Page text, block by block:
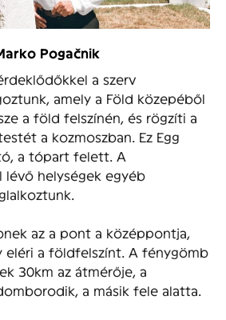
Pogačnik
a szerv
amely a Föld közepéből
a föld felszínén, és rögzíti a
a kozmoszban. Ez Egg
a tópart felett. A
helységek egyéb
az a pont a középpontja,
eléri a földfelszínt. A fénygömb
30km az átmérője, a
a másik fele alatta.